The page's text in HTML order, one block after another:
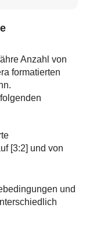
Anzahl von
formatierten
[3:2] und von
und